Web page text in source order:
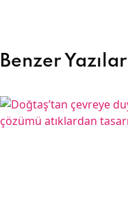
Benzer Yazılar